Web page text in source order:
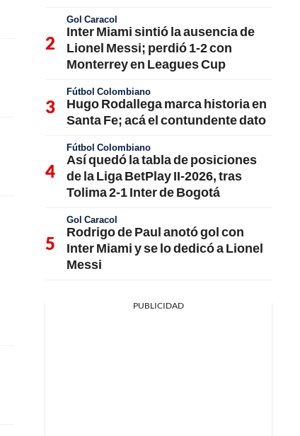
Gol Caracol
Inter Miami sintió la ausencia de
Lionel Messi; perdió 1-2 con
Monterrey en Leagues Cup
Fútbol Colombiano
Hugo Rodallega marca historia en
Santa Fe; acá el contundente dato
Fútbol Colombiano
Así quedó la tabla de posiciones
de la Liga BetPlay II-2026, tras
Tolima 2-1 Inter de Bogotá
Gol Caracol
Rodrigo de Paul anotó gol con
Inter Miami y se lo dedicó a Lionel
Messi
PUBLICIDAD